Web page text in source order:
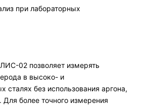
при лабораторных
ЛИС-02 позволяет измерять
в высоко- и
сталях без использования аргона,
Для более точного измерения